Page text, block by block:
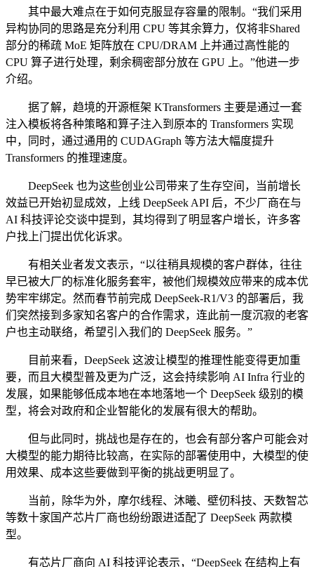
其中最大难点在于如何克服显存容量的限制。“我们采用
异构协同的思路是充分利用 CPU 等其余算力，仅将非Shared
部分的稀疏 MoE 矩阵放在 CPU/DRAM 上并通过高性能的
CPU 算子进行处理，剩余稠密部分放在 GPU 上。”他进一步
介绍。
据了解，趋境的开源框架 KTransformers 主要是通过一套
注入模板将各种策略和算子注入到原本的 Transformers 实现
中，同时，通过通用的 CUDAGraph 等方法大幅度提升
Transformers 的推理速度。
DeepSeek 也为这些创业公司带来了生存空间，当前增长
效益已开始初显成效，上线 DeepSeek API 后，不少厂商在与
AI 科技评论交谈中提到，其均得到了明显客户增长，许多客
户找上门提出优化诉求。
有相关业者发文表示，“以往稍具规模的客户群体，往往
早已被大厂的标准化服务套牢，被他们规模效应带来的成本优
势牢牢绑定。然而春节前完成 DeepSeek-R1/V3 的部署后，我
们突然接到多家知名客户的合作需求，连此前一度沉寂的老客
户也主动联络，希望引入我们的 DeepSeek 服务。”
目前来看，DeepSeek 这波让模型的推理性能变得更加重
要，而且大模型普及更为广泛，这会持续影响 AI Infra 行业的
发展，如果能够低成本地在本地落地一个 DeepSeek 级别的模
型，将会对政府和企业智能化的发展有很大的帮助。
但与此同时，挑战也是存在的，也会有部分客户可能会对
大模型的能力期待比较高，在实际的部署使用中，大模型的使
用效果、成本这些要做到平衡的挑战更明显了。
当前，除华为外，摩尔线程、沐曦、壁仞科技、天数智芯
等数十家国产芯片厂商也纷纷跟进适配了 DeepSeek 两款模
型。
有芯片厂商向 AI 科技评论表示，“DeepSeek 在结构上有